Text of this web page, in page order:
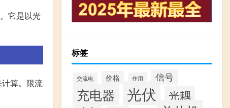
它是以光
算。限流
标签
交流电 价格 作用 信号
充电器 光伏
光耦